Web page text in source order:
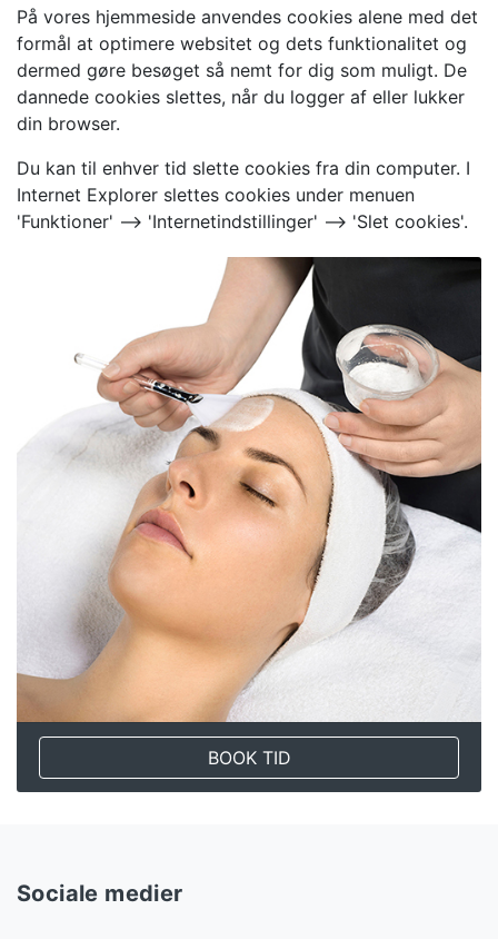
På vores hjemmeside anvendes cookies alene med det
formål at optimere websitet og dets funktionalitet og
dermed gøre besøget så nemt for dig som muligt. De
dannede cookies slettes, når du logger af eller lukker
din browser.
Du kan til enhver tid slette cookies fra din computer. I
Internet Explorer slettes cookies under menuen
'Funktioner' --> 'Internetindstillinger' --> 'Slet cookies'.
BOOK TID
Sociale medier